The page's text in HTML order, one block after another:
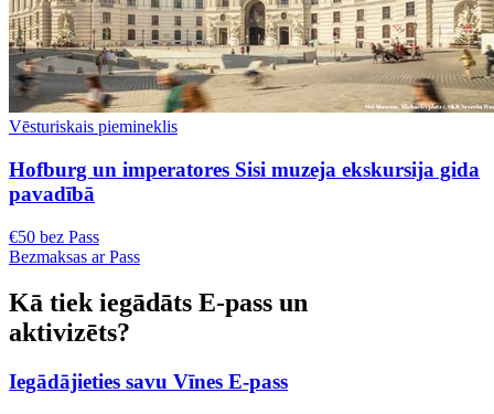
Vēsturiskais piemineklis
Hofburg un imperatores Sisi muzeja ekskursija gida
pavadībā
€50 bez Pass
Bezmaksas ar Pass
Kā tiek iegādāts E-pass un
aktivizēts?
Iegādājieties savu Vīnes E-pass